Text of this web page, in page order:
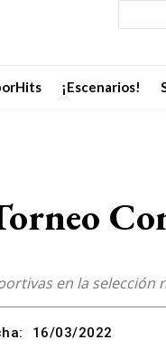
¡Escenarios!
en la selección
16/03/2022